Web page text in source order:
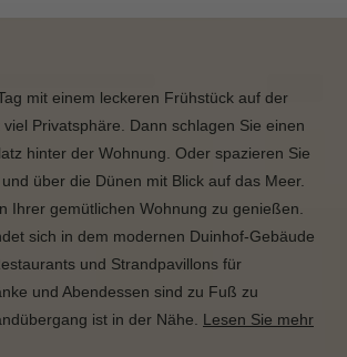
mit einem leckeren Frühstück auf der
Privatsphäre. Dann schlagen Sie einen
hinter der Wohnung. Oder spazieren Sie
über die Dünen mit Blick auf das Meer.
Ihrer gemütlichen Wohnung zu genießen.
sich in dem modernen Duinhof-Gebäude
und Strandpavillons für
und Abendessen sind zu Fuß zu
ist in der Nähe. Lesen Sie mehr